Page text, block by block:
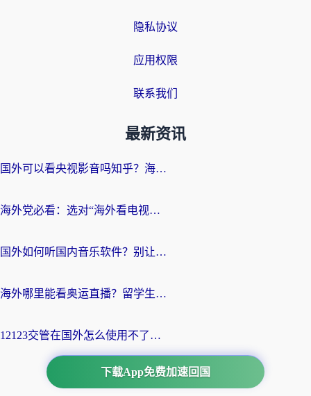
隐私协议
应用权限
联系我们
最新资讯
国外可以看央视影音吗知乎？海外党亲测有效的回国加速方案
海外党必看：选对“海外看电视剧软件”，再也不用愁国内剧刷不了
国外如何听国内音乐软件？别让地域限制，断了你的中文歌单
海外哪里能看奥运直播？留学生&海外华人必看的体育赛事观赛终极指南
12123交管在国外怎么使用不了？海外华人必看的无缝访问国内资源指南
下载App免费加速回国